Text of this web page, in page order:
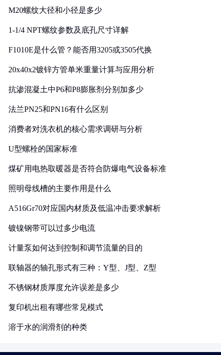
M20螺纹大径和小径是多少
1-1/4 NPT螺纹参数及底孔尺寸详解
F1010E是什么管？能否用3205或3505代换
20x40x2镀锌方管单米重量计算与应用分析
抗渗混凝土中P6和P8膨胀剂分别加多少
法兰PN25和PN16有什么区别
消费者对洗衣机的核心需求调研与分析
U型螺栓的国家标准
煤矿用电热取暖器是否符合防爆电气设备标准
照明母线槽的主要作用是什么
A516Gr70对应国内材质及低温冲击要求解析
镀镍钢带可以过多少电流
计量泵如何达到控制和调节流量的目的
联轴器的轴孔形式有三种：Y型、J型、Z型
不锈钢材质厚度允许误差是多少
复印机出租有哪些常见模式
溶于水的润滑剂的种类